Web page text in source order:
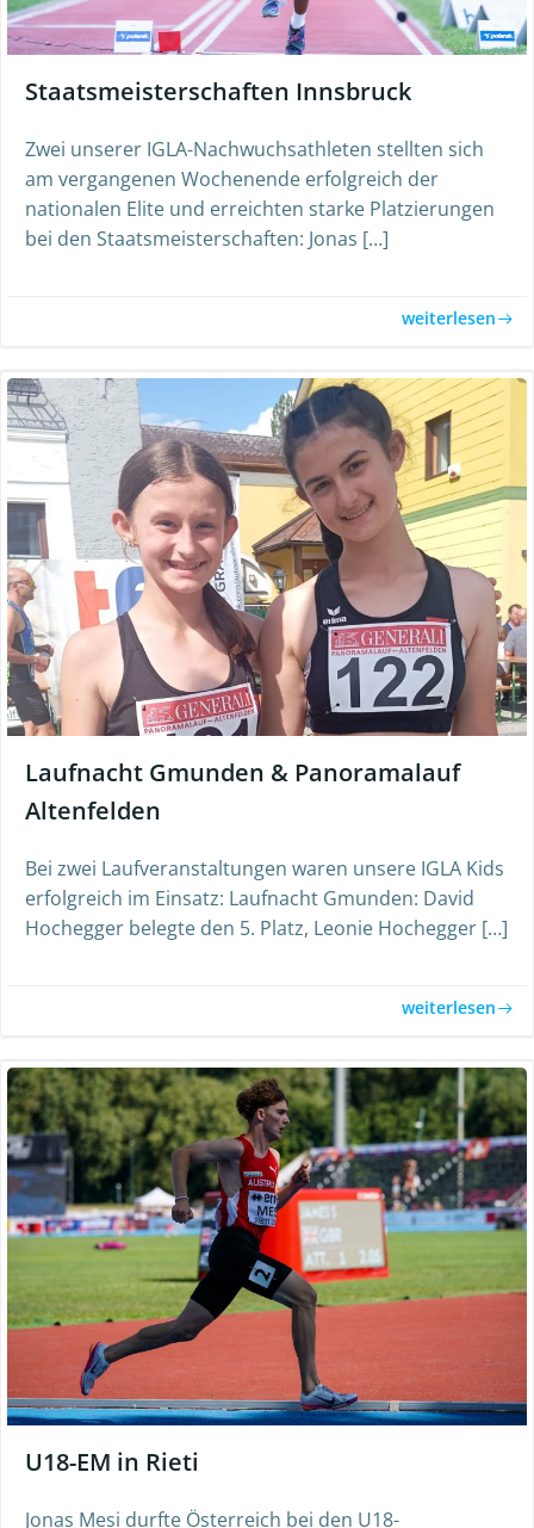
Staatsmeisterschaften Innsbruck
Zwei unserer IGLA-Nachwuchsathleten stellten sich
am vergangenen Wochenende erfolgreich der
nationalen Elite und erreichten starke Platzierungen
bei den Staatsmeisterschaften: Jonas […]
weiterlesen
Laufnacht Gmunden & Panoramalauf
Altenfelden
Bei zwei Laufveranstaltungen waren unsere IGLA Kids
erfolgreich im Einsatz: Laufnacht Gmunden: David
Hochegger belegte den 5. Platz, Leonie Hochegger […]
weiterlesen
U18-EM in Rieti
Jonas Mesi durfte Österreich bei den U18-